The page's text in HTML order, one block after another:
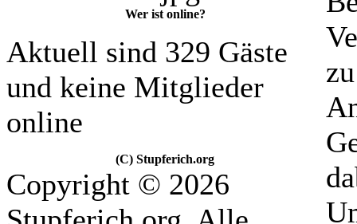
Wer ist online?
Aktuell sind 329 Gäste
und keine Mitglieder
online
(C) Stupferich.org
Copyright © 2026